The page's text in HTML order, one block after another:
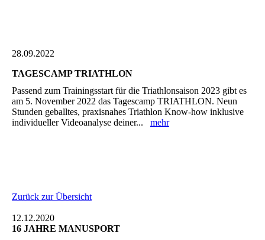
28.09.2022
TAGESCAMP TRIATHLON
Passend zum Trainingsstart für die Triathlonsaison 2023 gibt es
am 5. November 2022 das Tagescamp TRIATHLON. Neun
Stunden geballtes, praxisnahes Triathlon Know-how inklusive
individueller Videoanalyse deiner... mehr
Zurück zur Übersicht
12.12.2020
16 JAHRE MANUSPORT